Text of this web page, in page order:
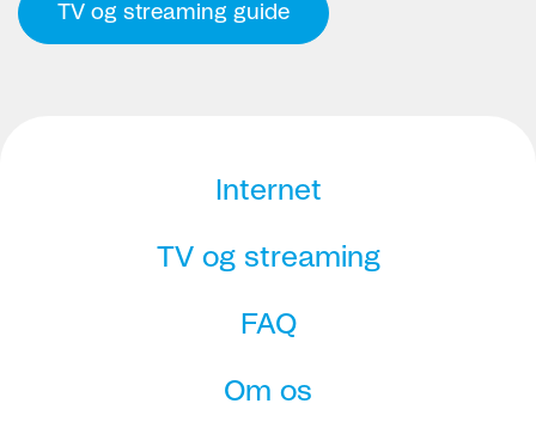
TV og streaming guide
Internet
TV og streaming
FAQ
Om os